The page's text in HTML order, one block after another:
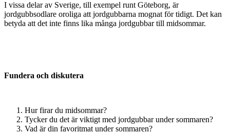
I vissa delar av Sverige, till exempel runt Göteborg, är
jordgubbsodlare oroliga att jordgubbarna mognat för tidigt. Det kan
betyda att det inte finns lika många jordgubbar till midsommar.
Fundera och diskutera
Hur firar du midsommar?
Tycker du det är viktigt med jordgubbar under sommaren?
Vad är din favoritmat under sommaren?